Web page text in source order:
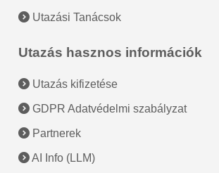
Utazási Tanácsok
Utazás hasznos információk
Utazás kifizetése
GDPR Adatvédelmi szabályzat
Partnerek
AI Info (LLM)